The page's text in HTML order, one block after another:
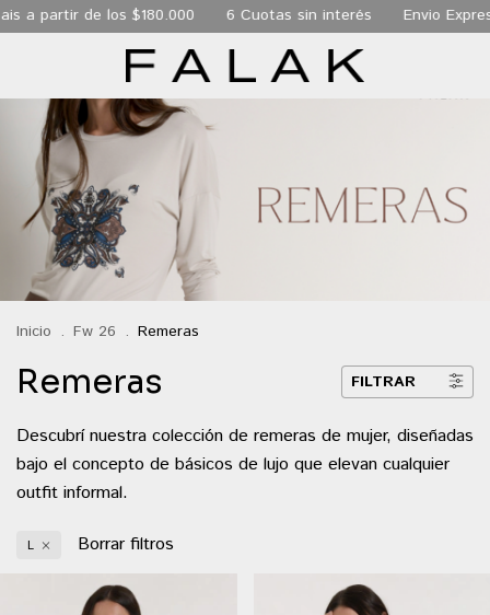
de los $180.000 6 Cuotas sin interés Envio Express
Inicio . Fw 26 . Remeras
Remeras FILTRAR
Descubrí nuestra colección de remeras de mujer, diseñadas
bajo el concepto de básicos de lujo que elevan cualquier
outfit informal.
L Borrar filtros